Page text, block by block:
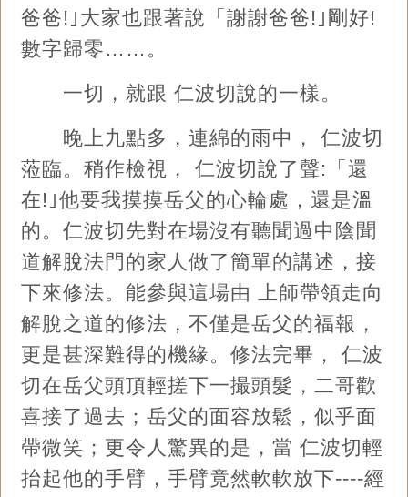
爸爸!｣大家也跟著說「謝謝爸爸!｣剛好!
數字歸零……。
一切，就跟 仁波切說的一樣。
晚上九點多，連綿的雨中， 仁波切
蒞臨。稍作檢視， 仁波切說了聲:「還
在!｣他要我摸摸岳父的心輪處，還是溫
的。仁波切先對在場沒有聽聞過中陰聞
道解脫法門的家人做了簡單的講述，接
下來修法。能參與這場由 上師帶領走向
解脫之道的修法，不僅是岳父的福報，
更是甚深難得的機緣。修法完畢， 仁波
切在岳父頭頂輕搓下一撮頭髮，二哥歡
喜接了過去；岳父的面容放鬆，似乎面
帶微笑；更令人驚異的是，當 仁波切輕
抬起他的手臂，手臂竟然軟軟放下----經